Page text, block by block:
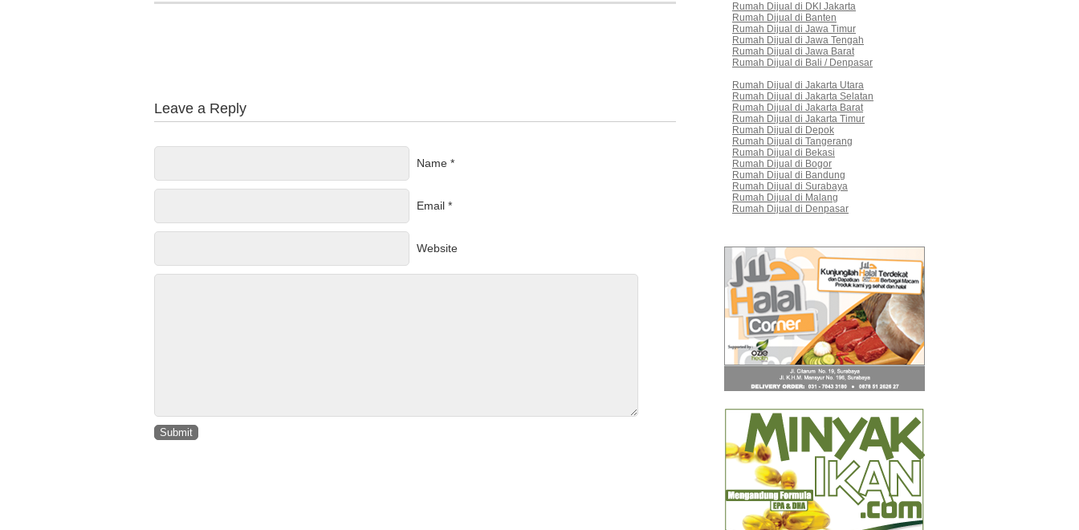
Leave a Reply
Name *
Email *
Website
Rumah Dijual di DKI Jakarta
Rumah Dijual di Banten
Rumah Dijual di Jawa Timur
Rumah Dijual di Jawa Tengah
Rumah Dijual di Jawa Barat
Rumah Dijual di Bali / Denpasar
Rumah Dijual di Jakarta Utara
Rumah Dijual di Jakarta Selatan
Rumah Dijual di Jakarta Barat
Rumah Dijual di Jakarta Timur
Rumah Dijual di Depok
Rumah Dijual di Tangerang
Rumah Dijual di Bekasi
Rumah Dijual di Bogor
Rumah Dijual di Bandung
Rumah Dijual di Surabaya
Rumah Dijual di Malang
Rumah Dijual di Denpasar